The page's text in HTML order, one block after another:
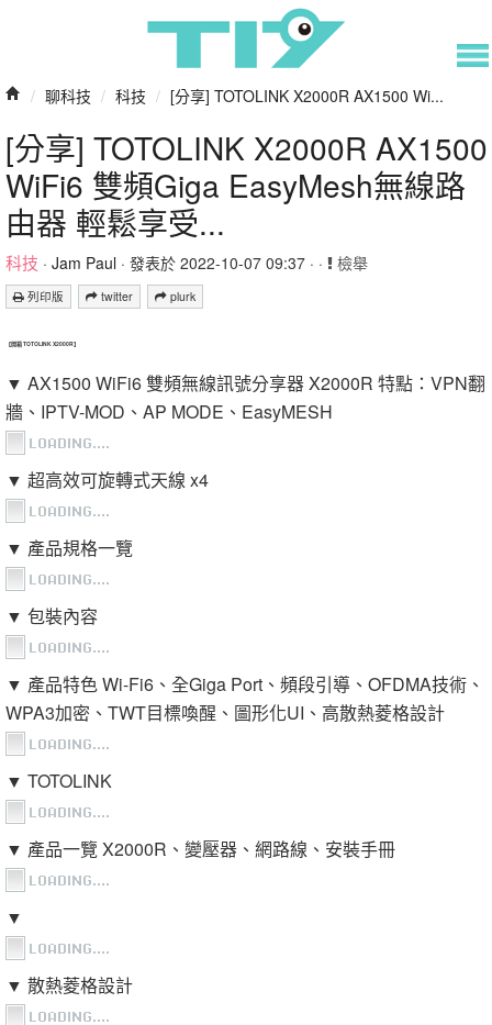
/ 聊科技 / 科技 / [分享] TOTOLINK X2000R AX1500 Wi...
[分享] TOTOLINK X2000R AX1500
WiFi6 雙頻Giga EasyMesh無線路
由器 輕鬆享受...
科技 · Jam Paul · 發表於 2022-10-07 09:37 · · 檢舉
列印版 twitter plurk
【開箱 TOTOLINK X2000R】
▼ AX1500 WiFi6 雙頻無線訊號分享器 X2000R 特點：VPN翻
牆、IPTV-MOD、AP MODE、EasyMESH
▼ 超高效可旋轉式天線 x4
▼ 產品規格一覽
▼ 包裝內容
▼ 產品特色 Wi-Fi6、全Giga Port、頻段引導、OFDMA技術、
WPA3加密、TWT目標喚醒、圖形化UI、高散熱菱格設計
▼ TOTOLINK
▼ 產品一覽 X2000R、變壓器、網路線、安裝手冊
▼
▼ 散熱菱格設計